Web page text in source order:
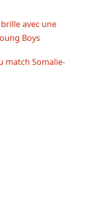
avec une
Boys
match Somalie-